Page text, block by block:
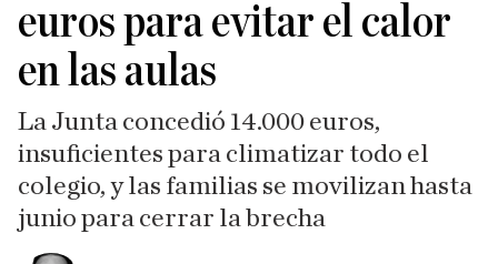
euros para evitar el calor
en las aulas
La Junta concedió 14.000 euros,
insuficientes para climatizar todo el
colegio, y las familias se movilizan hasta
junio para cerrar la brecha